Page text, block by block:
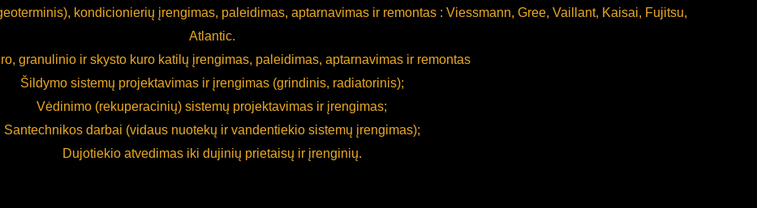
kondicionierių įrengimas, paleidimas, aptarnavimas ir remontas : Viessmann, Gree, Vaillant, Kaisai, Fujitsu,
Atlantic.
granulinio ir skysto kuro katilų įrengimas, paleidimas, aptarnavimas ir remontas
Šildymo sistemų projektavimas ir įrengimas (grindinis, radiatorinis);
Vėdinimo (rekuperacinių) sistemų projektavimas ir įrengimas;
Santechnikos darbai (vidaus nuotekų ir vandentiekio sistemų įrengimas);
Dujotiekio atvedimas iki dujinių prietaisų ir įrenginių.